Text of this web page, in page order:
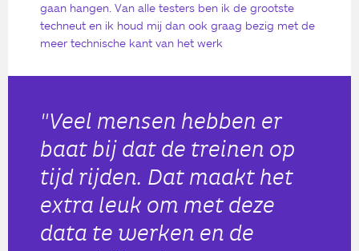
gaan hangen. Van alle testers ben ik de grootste
techneut en ik houd mij dan ook graag bezig met de
meer technische kant van het werk
"Veel mensen hebben er
baat bij dat de treinen op
tijd rijden. Dat maakt het
extra leuk om met deze
data te werken en de